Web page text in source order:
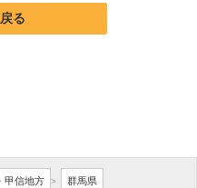
る
甲信地方 > 群馬県